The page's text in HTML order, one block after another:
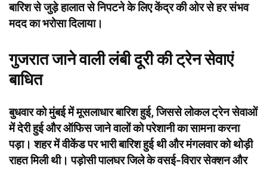
बारिश से जुड़े हालात से निपटने के लिए केंद्र की ओर से हर संभव
मदद का भरोसा दिलाया।
गुजरात जाने वाली लंबी दूरी की ट्रेन सेवाएं
बाधित
बुधवार को मुंबई में मूसलाधार बारिश हुई, जिससे लोकल ट्रेन सेवाओं
में देरी हुई और ऑफिस जाने वालों को परेशानी का सामना करना
पड़ा। शहर में वीकेंड पर भारी बारिश हुई थी और मंगलवार को थोड़ी
राहत मिली थी। पड़ोसी पालघर जिले के वसई-विरार सेक्शन और